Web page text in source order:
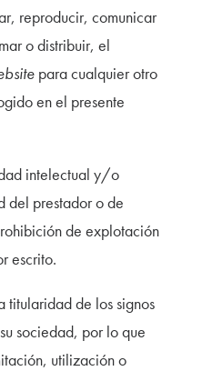
reproducir, comunicar
o distribuir, el
para cualquier otro
en el presente
intelectual y/o
del prestador o de
de explotación
escrito.
titularidad de los signos
sociedad, por lo que
utilización o